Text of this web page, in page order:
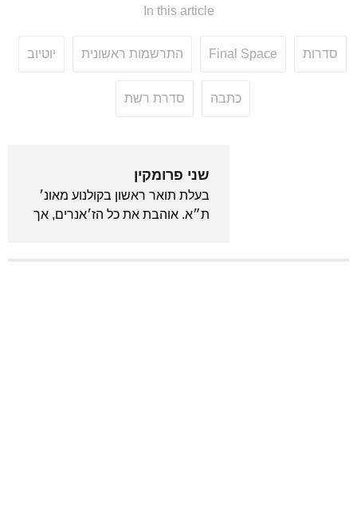
In this article
סדרות Final Space התרשמות ראשונית יוטיוב
כתבה סדרת רשת
שני פרומקין
בעלת תואר ראשון בקולנוע מאונ׳
ת״א. אוהבת את כל הז׳אנרים, אך